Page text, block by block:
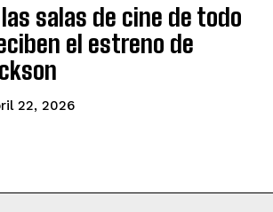
salas de cine de todo
el estreno de
22, 2026